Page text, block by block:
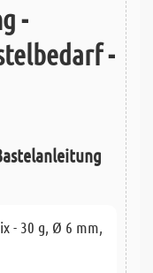
-
-
- 30 g, Ø 6 mm,